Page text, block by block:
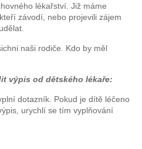
lékařství. Již máme
závodí, nebo projevili zájem
naši rodiče. Kdo by měl
výpis od dětského lékaře:
dotazník. Pokud je dítě léčeno
urychlí se tím vyplňování